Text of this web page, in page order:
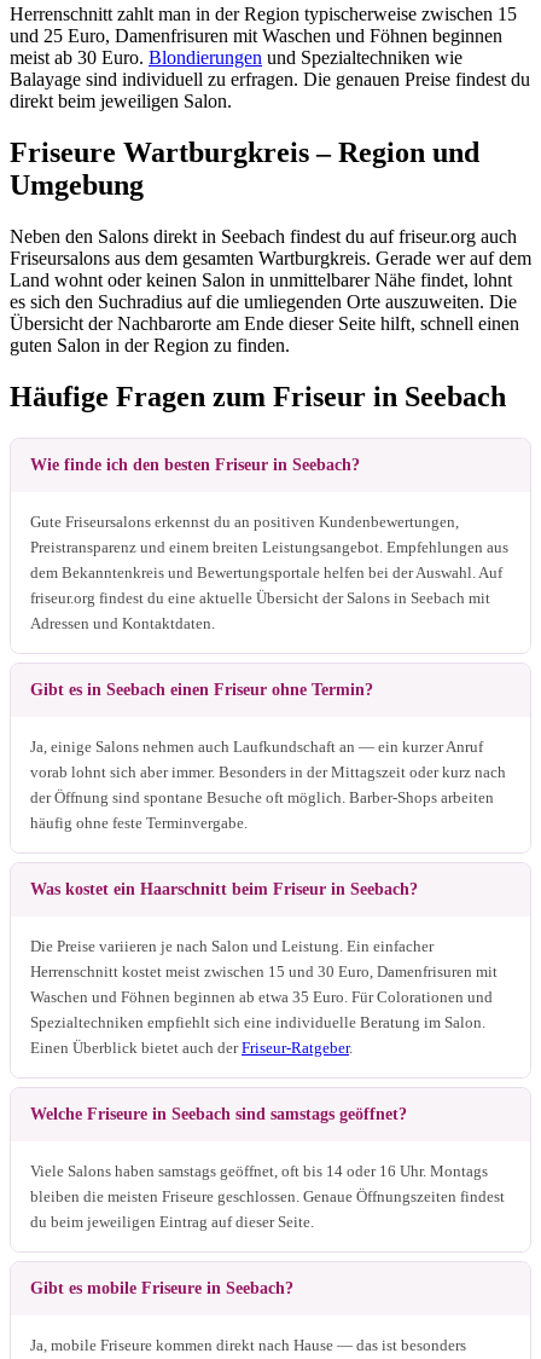
Herrenschnitt zahlt man in der Region typischerweise zwischen 15
und 25 Euro, Damenfrisuren mit Waschen und Föhnen beginnen
meist ab 30 Euro. Blondierungen und Spezialtechniken wie
Balayage sind individuell zu erfragen. Die genauen Preise findest du
direkt beim jeweiligen Salon.
Friseure Wartburgkreis – Region und
Umgebung
Neben den Salons direkt in Seebach findest du auf friseur.org auch
Friseursalons aus dem gesamten Wartburgkreis. Gerade wer auf dem
Land wohnt oder keinen Salon in unmittelbarer Nähe findet, lohnt
es sich den Suchradius auf die umliegenden Orte auszuweiten. Die
Übersicht der Nachbarorte am Ende dieser Seite hilft, schnell einen
guten Salon in der Region zu finden.
Häufige Fragen zum Friseur in Seebach
Wie finde ich den besten Friseur in Seebach?
Gute Friseursalons erkennst du an positiven Kundenbewertungen,
Preistransparenz und einem breiten Leistungsangebot. Empfehlungen aus
dem Bekanntenkreis und Bewertungsportale helfen bei der Auswahl. Auf
friseur.org findest du eine aktuelle Übersicht der Salons in Seebach mit
Adressen und Kontaktdaten.
Gibt es in Seebach einen Friseur ohne Termin?
Ja, einige Salons nehmen auch Laufkundschaft an — ein kurzer Anruf
vorab lohnt sich aber immer. Besonders in der Mittagszeit oder kurz nach
der Öffnung sind spontane Besuche oft möglich. Barber-Shops arbeiten
häufig ohne feste Terminvergabe.
Was kostet ein Haarschnitt beim Friseur in Seebach?
Die Preise variieren je nach Salon und Leistung. Ein einfacher
Herrenschnitt kostet meist zwischen 15 und 30 Euro, Damenfrisuren mit
Waschen und Föhnen beginnen ab etwa 35 Euro. Für Colorationen und
Spezialtechniken empfiehlt sich eine individuelle Beratung im Salon.
Einen Überblick bietet auch derFriseur-Ratgeber.
Welche Friseure in Seebach sind samstags geöffnet?
Viele Salons haben samstags geöffnet, oft bis 14 oder 16 Uhr. Montags
bleiben die meisten Friseure geschlossen. Genaue Öffnungszeiten findest
du beim jeweiligen Eintrag auf dieser Seite.
Gibt es mobile Friseure in Seebach?
Ja, mobile Friseure kommen direkt nach Hause — das ist besonders